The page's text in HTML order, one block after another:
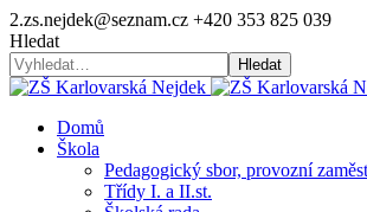
2.zs.nejdek@seznam.cz +420 353 825 039
Hledat
Hledat
Domů
Škola
Pedagogický sbor, provozní
Třídy I. a II.st.